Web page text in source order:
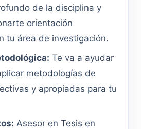
de la disciplina y
orientación
tu área de investigación.
Te va a ayudar
metodologías de
y apropiadas para tu
Asesor en Tesis en